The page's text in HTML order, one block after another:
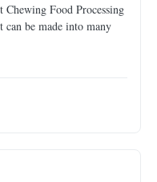
Food Processing
be made into many